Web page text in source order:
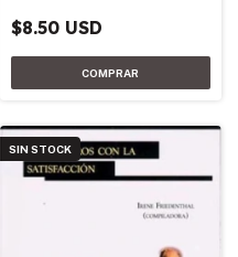
$8.50 USD
SIN STOCK